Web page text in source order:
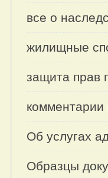
все о
жилищные
защита прав
комментарии
Об услугах
Образцы